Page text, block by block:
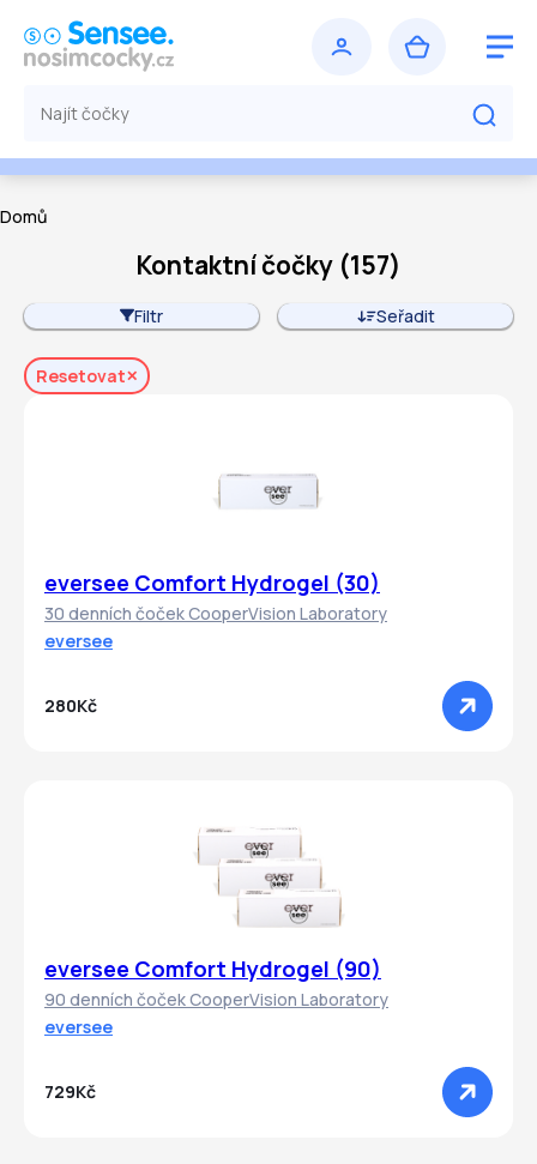
Domů
Kontaktní čočky (157)
Filtr Seřadit
Resetovat
eversee Comfort Hydrogel (30)
30 denních čoček CooperVision Laboratory
eversee
280Kč
eversee Comfort Hydrogel (90)
90 denních čoček CooperVision Laboratory
eversee
729Kč